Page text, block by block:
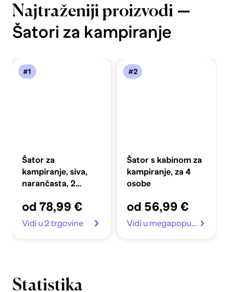
Najtraženiji proizvodi —
Šatori za kampiranje
#1
Šator za
kampiranje, siva,
narančasta, 2
96 cm
od 78,99 €
Vidi u 2 trgovine
#2
Šator s kabinom za
kampiranje, za 4
osobe
od 56,99 €
Vidi u megapopust.hr
Statistika